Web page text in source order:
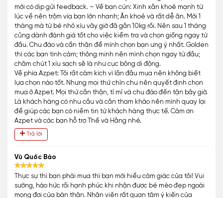
mới có dịp gửi feedback. – Về bạn cún: Xinh xắn khoẻ mạnh từ
lúc về nên trộm vía bạn lớn nhanh; Ăn khoẻ và rất dễ ăn. Mới 1
tháng mà từ bé nhỏ xíu vây giờ đã gần 10kg rồi. Nên sau 1 tháng
cũng dành đánh giá tốt cho việc kiểm tra và chọn giống ngay từ
đầu. Chu đáo và cẩn thận để mình chọn bạn ưng ý nhất. Golden
thì các bạn tình cảm; thông minh nên mình chọn ngay từ đầu;
chăm chút 1 xíu sạch sẽ là như cục bông di động.
Về phía Azpet: Tôi rất cảm kích vì lần đầu mua nên không biết
lựa chọn nào tốt. Nhưng mọi thứ chỉn chu nên quyết định chọn
mua ở Azpet. Mọi thứ cần thận, tỉ mỉ và chu đáo đến tận bây giờ.
Là khách hàng có nhu cầu và cần tham khảo nên mình quay lại
để giúp các bạn có niềm tin từ khách hàng thực tế. Cảm ơn
Azpet và các bạn hỗ trợ Thế và Hằng nhé.
Trả lời
Vũ Quốc Bảo
Thực sự thì bạn phải mua thì bạn mới hiểu cảm giác của tôi! Vui
sướng, háo hức rồi hạnh phúc khi nhận được bé mèo đẹp ngoài
mong đợi của bản thân. Nhân viên rất quan tâm ý kiến của